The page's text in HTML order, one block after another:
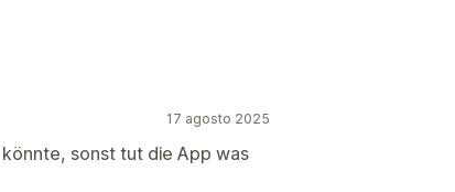
17 agosto 2025
sonst tut die App was